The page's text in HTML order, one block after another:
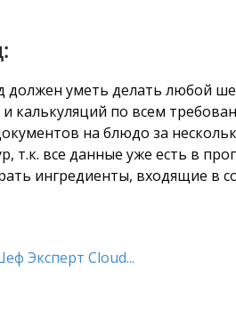
должен уметь делать любой
калькуляций по всем
на блюдо за
т.к. все данные уже есть в
ингредиенты, входящие в
Эксперт Cloud...